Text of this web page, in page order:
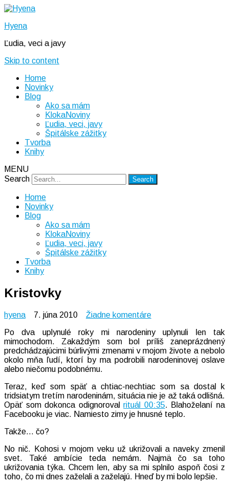
Hyena
Ľudia, veci a javy
Skip to content
Home
Novinky
Blog
Ako sa mám
KlokaNoviny
Ľudia, veci, javy
Špitálske zážitky
Tvorba
Knihy
MENU
Search
Home
Novinky
Blog
Ako sa mám
KlokaNoviny
Ľudia, veci, javy
Špitálske zážitky
Tvorba
Knihy
Kristovky
hyena 7. júna 2010 Žiadne komentárena
Po dva uplynulé roky mi narodeniny uplynuli len tak
mimochodom. Zakaždým som bol príliš zaneprázdnený
predchádzajúcimi búrlivými zmenami v mojom živote a nebolo
okolo mňa ľudí, ktorí by ma podrobili narodeninovej oslave
alebo niečomu podobnému.
Teraz, keď som späť a chtiac-nechtiac som sa dostal k
tridsiatym tretím narodeninám, situácia nie je až taká odlišná.
Opäť som dokonca odignorovalrituál 00:35. Blahoželaní na
Facebooku je viac. Namiesto zimy je hnusné teplo.
Takže… čo?
No nič. Kohosi v mojom veku už ukrižovali a naveky zmenil
svet. Také ambície teda nemám. Najmä čo sa toho
ukrižovania týka. Chcem len, aby sa mi splnilo aspoň čosi z
toho, čo mi dnes zaželali a zaželajú. Hneď by mi bolo lepšie.